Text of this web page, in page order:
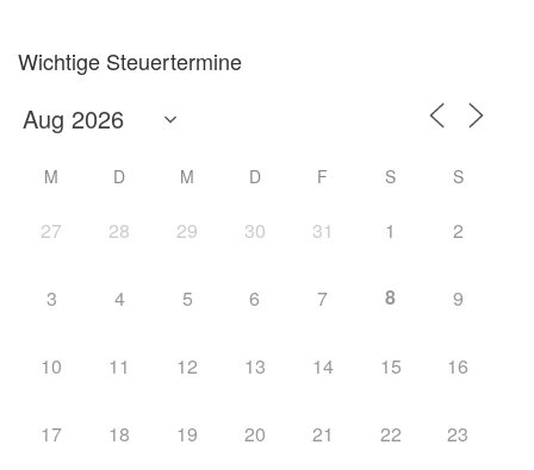
Wichtige Steuertermine
M D M D F S S
27 28 29 30 31 1 2
3 4 5 6 7 8 9
10 11 12 13 14 15 16
17 18 19 20 21 22 23